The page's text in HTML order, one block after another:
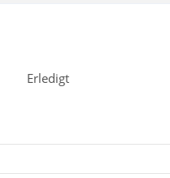
Erledigt